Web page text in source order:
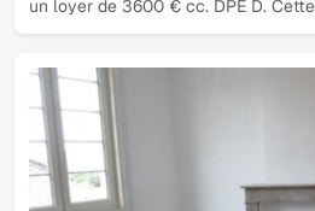
un loyer de 3600 € cc. DPE D.